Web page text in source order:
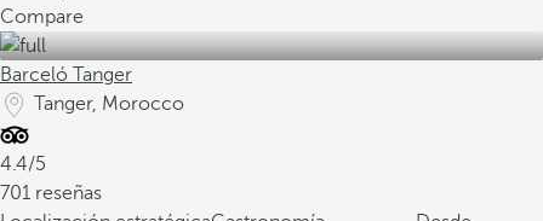
Compare
Barceló Tanger
Tanger, Morocco
4.4/5
701 reseñas